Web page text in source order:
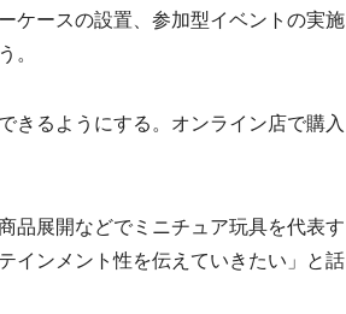
ケースの設置、参加型イベントの実施
。
きるようにする。オンライン店で購入
品展開などでミニチュア玩具を代表す
インメント性を伝えていきたい」と話